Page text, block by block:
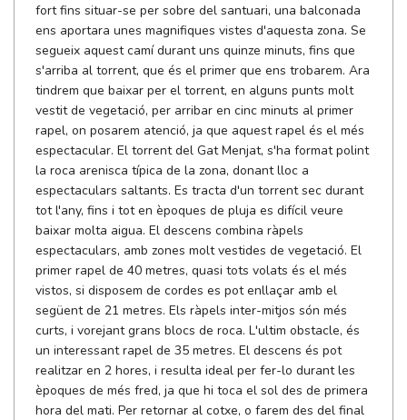
fort fins situar-se per sobre del santuari, una balconada
ens aportara unes magnifiques vistes d'aquesta zona. Se
segueix aquest camí durant uns quinze minuts, fins que
s'arriba al torrent, que és el primer que ens trobarem. Ara
tindrem que baixar per el torrent, en alguns punts molt
vestit de vegetació, per arribar en cinc minuts al primer
rapel, on posarem atenció, ja que aquest rapel és el més
espectacular. El torrent del Gat Menjat, s'ha format polint
la roca arenisca típica de la zona, donant lloc a
espectaculars saltants. Es tracta d'un torrent sec durant
tot l'any, fins i tot en èpoques de pluja es difícil veure
baixar molta aigua. El descens combina ràpels
espectaculars, amb zones molt vestides de vegetació. El
primer rapel de 40 metres, quasi tots volats és el més
vistos, si disposem de cordes es pot enllaçar amb el
següent de 21 metres. Els ràpels inter-mitjos són més
curts, i vorejant grans blocs de roca. L'ultim obstacle, és
un interessant rapel de 35 metres. El descens és pot
realitzar en 2 hores, i resulta ideal per fer-lo durant les
èpoques de més fred, ja que hi toca el sol des de primera
hora del mati. Per retornar al cotxe, o farem des del final